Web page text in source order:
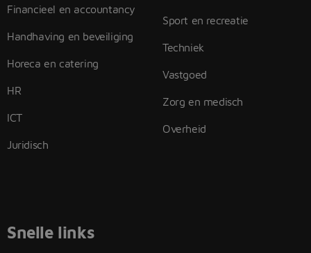
Financieel en accountancy
Handhaving en beveiliging
Horeca en catering
HR
ICT
Juridisch
Sport en recreatie
Techniek
Vastgoed
Zorg en medisch
Overheid
Snelle links